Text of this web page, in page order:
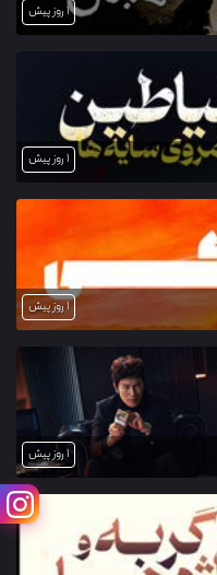
1 روز پیش
1 روز پیش
1 روز پیش
1 روز پیش